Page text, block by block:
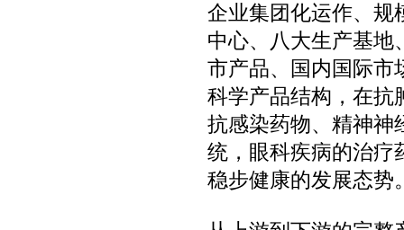
企业集团化运作、规
中心、八大生产基地
市产品、国内国际市
科学产品结构，在抗
抗感染药物、精神神
统，眼科疾病的治疗
稳步健康的发展态势